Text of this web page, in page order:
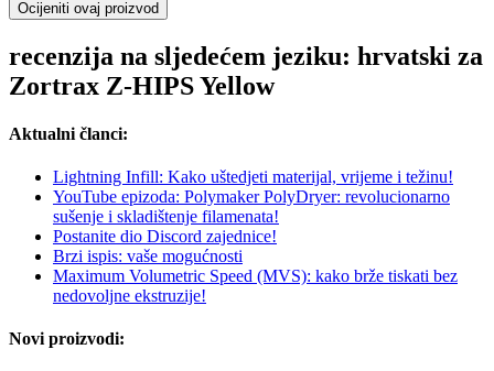
Ocijeniti ovaj proizvod
recenzija na sljedećem jeziku: hrvatski za
Zortrax Z-HIPS Yellow
Aktualni članci:
Lightning Infill: Kako uštedjeti materijal, vrijeme i težinu!
YouTube epizoda: Polymaker PolyDryer: revolucionarno
sušenje i skladištenje filamenata!
Postanite dio Discord zajednice!
Brzi ispis: vaše mogućnosti
Maximum Volumetric Speed (MVS): kako brže tiskati bez
nedovoljne ekstruzije!
Novi proizvodi: